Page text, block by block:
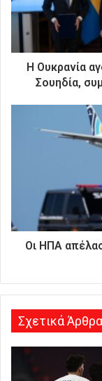
λ
τ
ε
ν
Η Ουκρανία
Σουηδία,
Οι ΗΠΑ
Σχετικά Άρθρα